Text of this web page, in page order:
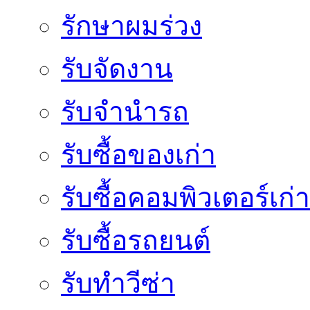
รักษาผมร่วง
รับจัดงาน
รับจำนำรถ
รับซื้อของเก่า
รับซื้อคอมพิวเตอร์เก่า
รับซื้อรถยนต์
รับทำวีซ่า